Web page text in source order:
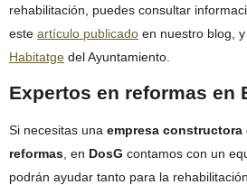
rehabilitación, puedes consultar
este artículo publicado en nuestro blog,
Habitatge del Ayuntamiento.
Expertos en reformas en
Si necesitas una empresa constructora
reformas , en DosG contamos con un
podrán ayudar tanto para la